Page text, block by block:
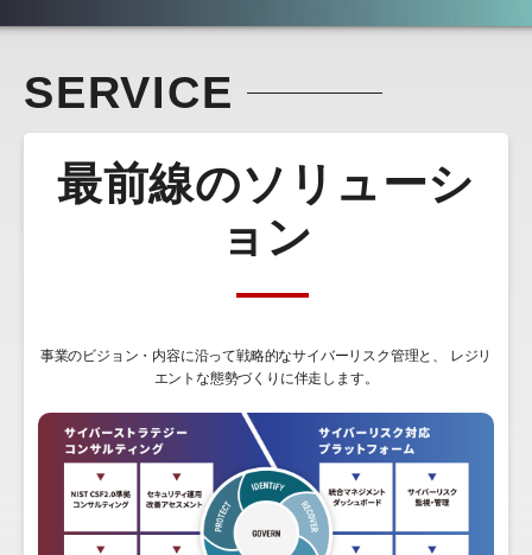
SERVICE
最前線のソリューシ
ョン
事業のビジョン・内容に沿って戦略的なサイバーリスク管理と、
レジリ
エントな態勢づくりに伴走します。